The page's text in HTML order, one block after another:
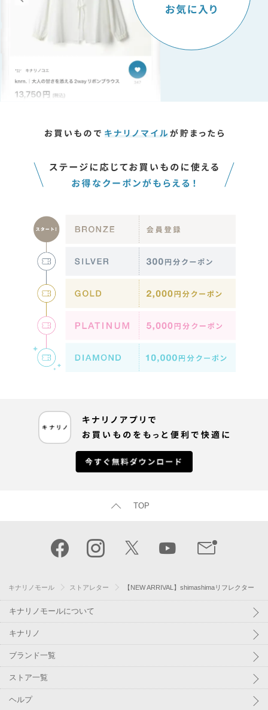
TOP
キナリノモール ストアレター 【NEW ARRIVAL】shimashimaリフレクター
キナリノモールについて
キナリノ
ブランド一覧
ストア一覧
ヘルプ